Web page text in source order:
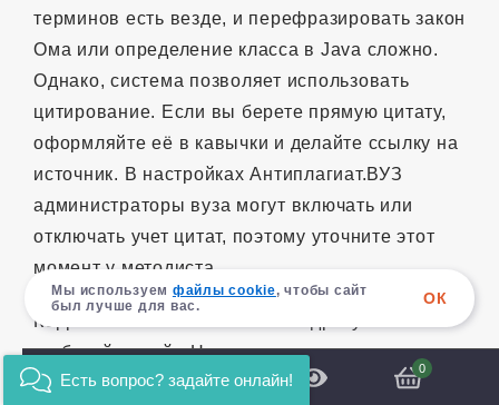
терминов есть везде, и перефразировать закон
Ома или определение класса в Java сложно.
Однако, система позволяет использовать
цитирование. Если вы берете прямую цитату,
оформляйте её в кавычки и делайте ссылку на
источник. В настройках Антиплагиат.ВУЗ
администраторы вуза могут включать или
отключать учет цитат, поэтому уточните этот
момент у методиста.
Корректные заимствования подразумевают
глубокий рерайт. Нельзя просто заменить
слова синонимами. Нужно прочитать абзац
0
Мы используем файлы cookie, чтобы сайт
был лучше для вас.
ОК
Есть вопрос? задайте онлайн!